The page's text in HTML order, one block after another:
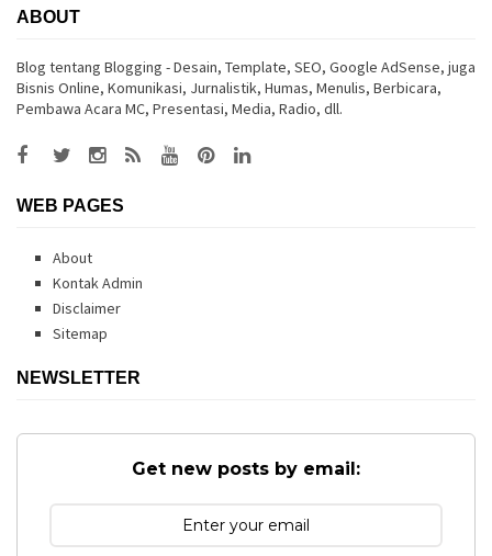
ABOUT
Blog tentang Blogging - Desain, Template, SEO, Google AdSense, juga
Bisnis Online, Komunikasi, Jurnalistik, Humas, Menulis, Berbicara,
Pembawa Acara MC, Presentasi, Media, Radio, dll.
WEB PAGES
About
Kontak Admin
Disclaimer
Sitemap
NEWSLETTER
Get new posts by email: